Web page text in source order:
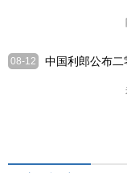
08-12 中国利郎公布